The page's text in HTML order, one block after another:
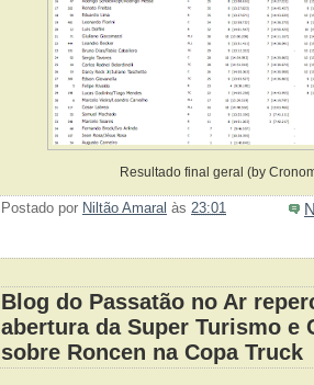
Resultado final geral (by
Postado por Niltão Amaral às 23:01
Blog do Passatão no Ar
abertura da Super Turismo e
sobre Roncen na Copa Truck